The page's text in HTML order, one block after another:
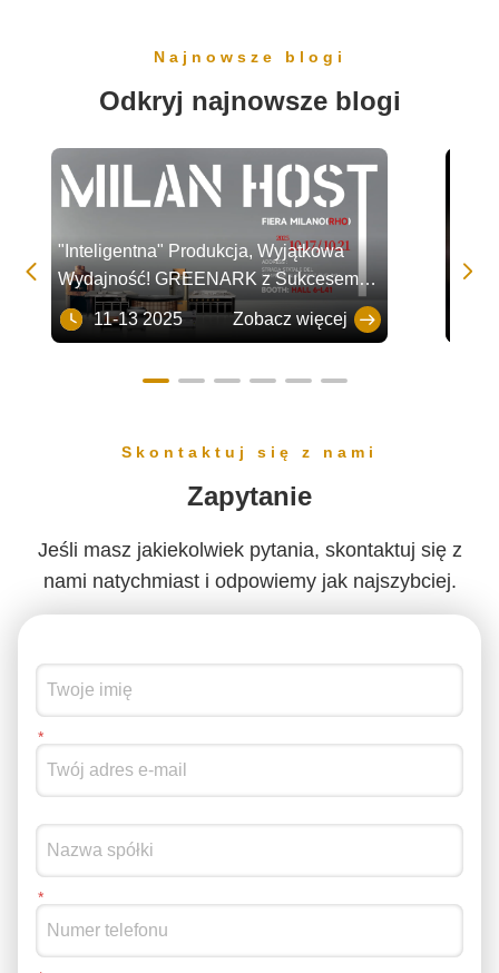
Najnowsze blogi
Odkryj najnowsze blogi
"Inteligentna" Produkcja, Wyjątkowa
Wydajność! GREENARK z Sukcesem
Zakończył Udział w Targach HOST
Milan 2025
11-13 2025 Zobacz więcej
 
Skontaktuj się z nami
Zapytanie
Jeśli masz jakiekolwiek pytania, skontaktuj się z
nami natychmiast i odpowiemy jak najszybciej.